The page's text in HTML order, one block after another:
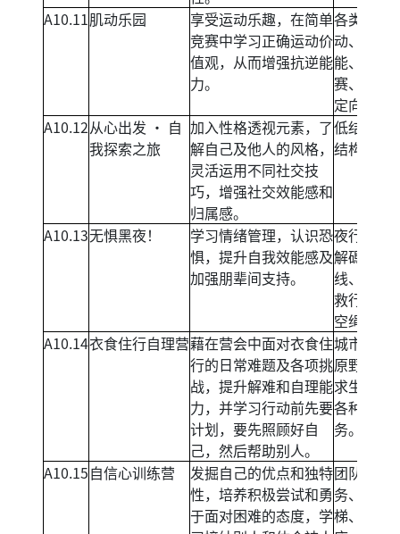
A10.11肌动乐园
享受运动乐趣，在简单
竞赛中学习正确运动价
值观，从而增强抗逆能
力。
各类新兴
动、体适
能、障碍
赛、远足
定向
A10.12从心出发 ‧ 自
我探索之旅
加入性格透视元素，了
解自己及他人的风格，
灵活运用不同社交技
巧，增强社交效能感和
归属感。
低结构及
结构活动
A10.13无惧黑夜！
学习情绪管理，认识恐
惧，提升自我效能感及
加强朋辈间支持。
夜行、密
解碼、生
线、黑夜
救行动、
空绳网。
A10.14衣食住行自理营藉在营会中面对衣食住
行的日常难题及各项挑
战，提升解难和自理能
力，并学习行动前先要
计划，要先照顾好自
己，然后帮助别人。
城市定向
原野烹饪
求生技能
各种解难
务。
A10.15自信心训练营
发掘自己的优点和独特
性，培养积极尝试和勇
于面对困难的态度，学
团队挑战
务、信任
梯、气球